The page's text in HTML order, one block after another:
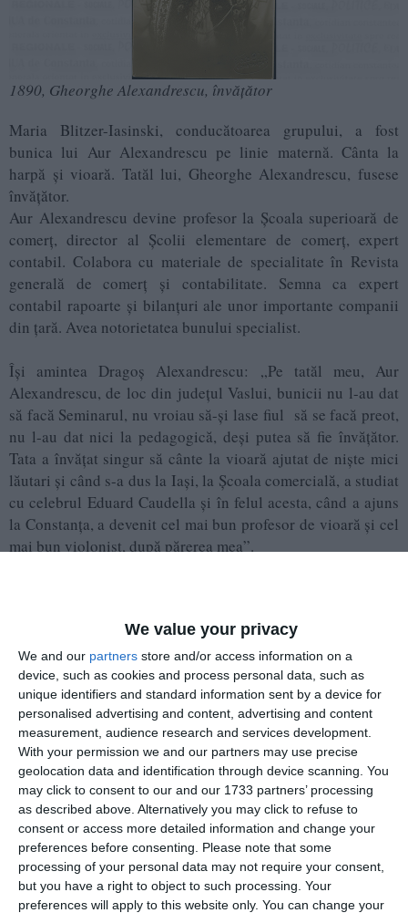
We value your privacy
We and our partners store and/or access information on a
device, such as cookies and process personal data, such as
unique identifiers and standard information sent by a device for
personalised advertising and content, advertising and content
measurement, audience research and services development.
With your permission we and our partners may use precise
geolocation data and identification through device scanning. You
may click to consent to our and our 1733 partners’ processing
as described above. Alternatively you may click to refuse to
consent or access more detailed information and change your
preferences before consenting.
Please note that some
processing of your personal data may not require your consent,
but you have a right to object to such processing. Your
preferences will apply to this website only. You can change your
1890, Gheorghe Alexandrescu, învățător
Maria Blitzer-Iasinski, conducătoarea grupului, a fost
bunica lui Aur Alexandrescu pe linie maternă. Cânta la
harpă şi vioară. Tatăl lui, Gheorghe Alexandrescu, fusese
învățător.
Aur Alexandrescu devine profesor la Școala superioară de
comerț, director al Școlii elementare de comerț, expert
contabil. Colabora cu materiale de specialitate în Revista
generală de comerț și contabilitate. Semna ca expert
contabil rapoarte și bilanțuri ale unor importante companii
din țară. Avea notorietatea bunului specialist.
Îşi amintea Dragoş Alexandrescu: „Pe tatăl meu, Aur
Alexandrescu, de loc din judeţul Vaslui, bunicii nu l-au dat
să facă Seminarul, nu vroiau să-şi lase fiul să se facă preot,
nu l-au dat nici la pedagogică, deşi putea să fie învăţător.
Tata a învăţat singur să cânte la vioară ajutat de nişte mici
lăutari şi când s-a dus la Iaşi, la Şcoala comercială, a studiat
cu celebrul Eduard Caudella şi în felul acesta, când a ajuns
la Constanţa, a devenit cel mai bun profesor de vioară şi cel
mai bun violonist, după părerea mea”.
culturală în noul teatru „Tranulis”. Cronicile erau
elogioase, subliniind talentul, modestia și seriozitatea
muzicianului.
La data de 1 iunie 1928, Aur Alexandrescu a înfiinţat și
condus Cercul de muzică instrumentalăAstra dobrogeană
ca filială a Societăţii pentru literatură şi culturăAstra din
Sibiu.
În cadrul cercului s-au pus bazele unui cvartet de coarde cu
Aur Alexandrescu vioară l, Garbis Avachian, violă, Costa
Lulludi, cello, şi Kimen Cutava, vioară ll.
Și-a construit o casă mare pe strada Mircea.